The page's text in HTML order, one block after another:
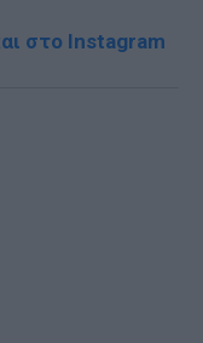
στο Instagram